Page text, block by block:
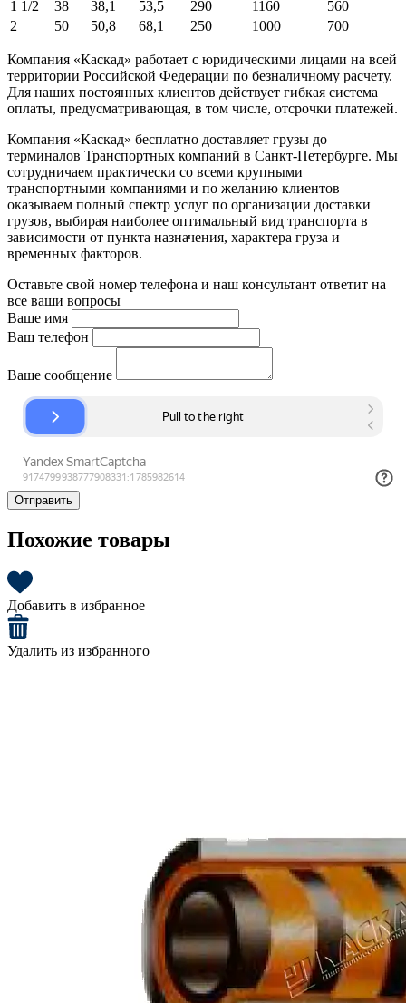
1 1/2
38 38,1 53,5 290 1160
560
2
50 50,8 68,1 250 1000 700
Компания «Каскад» работает с юридическими лицами на всей
территории Российской Федерации по безналичному расчету.
Для наших постоянных клиентов действует гибкая система
оплаты, предусматривающая, в том числе, отсрочки платежей.
Компания «Каскад» бесплатно доставляет грузы до
терминалов Транспортных компаний в Санкт-Петербурге. Мы
сотрудничаем практически со всеми крупными
транспортными компаниями и по желанию клиентов
оказываем полный спектр услуг по организации доставки
грузов, выбирая наиболее оптимальный вид транспорта в
зависимости от пункта назначения, характера груза и
временных факторов.
Оставьте свой номер телефона и наш консультант ответит на
все ваши вопросы
Ваше имя
Ваш телефон
Ваше сообщение
Отправить
Похожие товары
Добавить в избранное
Удалить из избранного